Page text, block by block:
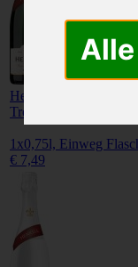
Henkell Sekt
Trocken 11,5%
1x0,75l, Einweg
€ 7,49